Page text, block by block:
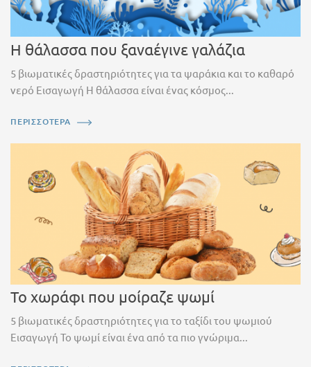
Η θάλασσα που ξαναέγινε γαλάζια
5 βιωματικές δραστηριότητες για τα ψαράκια και το καθαρό
νερό Εισαγωγή Η θάλασσα είναι ένας κόσμος...
ΠΕΡΙΣΣΟΤΕΡΑ
Το χωράφι που μοίραζε ψωμί
5 βιωματικές δραστηριότητες για το ταξίδι του ψωμιού
Εισαγωγή Το ψωμί είναι ένα από τα πιο γνώριμα...